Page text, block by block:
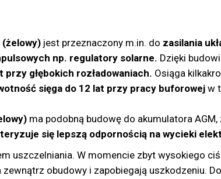
jest przeznaczony m.in. do zasilania
np. regulatory solarne. Dzięki
głębokich rozładowaniach. Osiąga
sięga do 12 lat przy pracy buforowejw
ma podobną budowę do akumulatora AGM,
się lepszą odpornością na wycieki
uszczelniania. W momencie zbyt wysokiego
zewnątrz obudowy i zapobiegają uszkodzeniu.